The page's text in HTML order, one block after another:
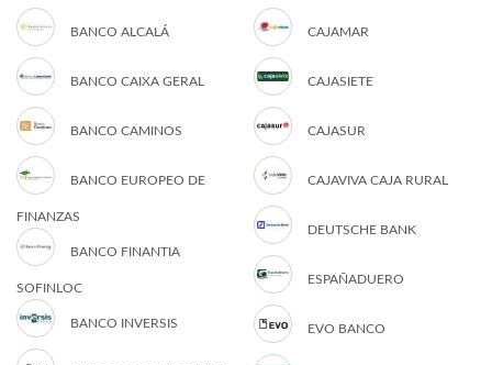
BANCO ALCALÁ
BANCO CAIXA GERAL
BANCO CAMINOS
BANCO EUROPEO DE
FINANZAS
BANCO FINANTIA
SOFINLOC
BANCO INVERSIS
CAJAMAR
CAJASIETE
CAJASUR
CAJAVIVA CAJA RURAL
DEUTSCHE BANK
ESPAÑADUERO
EVO BANCO